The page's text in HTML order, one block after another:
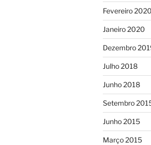
Fevereiro 2020
Janeiro 2020
Dezembro
Julho 2018
Junho 2018
Setembro
Junho 2015
Março 2015